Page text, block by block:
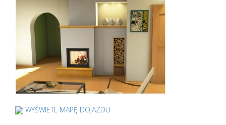
WYŚWIETL MAPĘ DOJAZDU